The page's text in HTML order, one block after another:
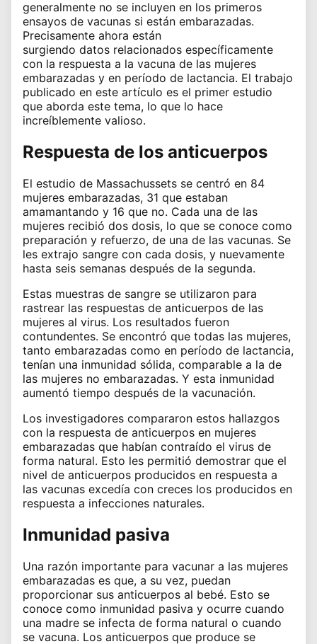
generalmente no se incluyen en los primeros
ensayos de vacunas si están embarazadas.
Precisamente ahora están
surgiendo datos relacionados específicamente
con la respuesta a la vacuna de las mujeres
embarazadas y en período de lactancia. El trabajo
publicado en este artículo es el primer estudio
que aborda este tema, lo que lo hace
increíblemente valioso.
Respuesta de los anticuerpos
El estudio de Massachussets se centró en 84
mujeres embarazadas, 31 que estaban
amamantando y 16 que no. Cada una de las
mujeres recibió dos dosis, lo que se conoce como
preparación y refuerzo, de una de las vacunas. Se
les extrajo sangre con cada dosis, y nuevamente
hasta seis semanas después de la segunda.
Estas muestras de sangre se utilizaron para
rastrear las respuestas de anticuerpos de las
mujeres al virus. Los resultados fueron
contundentes. Se encontró que todas las mujeres,
tanto embarazadas como en período de lactancia,
tenían una inmunidad sólida, comparable a la de
las mujeres no embarazadas. Y esta inmunidad
aumentó tiempo después de la vacunación.
Los investigadores compararon estos hallazgos
con la respuesta de anticuerpos en mujeres
embarazadas que habían contraído el virus de
forma natural. Esto les permitió demostrar que el
nivel de anticuerpos producidos en respuesta a
las vacunas excedía con creces los producidos en
respuesta a infecciones naturales.
Inmunidad pasiva
Una razón importante para vacunar a las mujeres
embarazadas es que, a su vez, puedan
proporcionar sus anticuerpos al bebé. Esto se
conoce como inmunidad pasiva y ocurre cuando
una madre se infecta de forma natural o cuando
se vacuna. Los anticuerpos que produce se